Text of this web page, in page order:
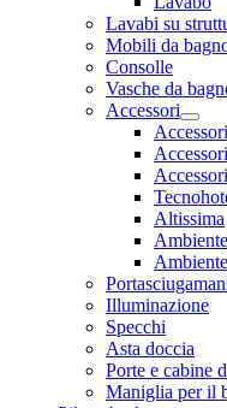
Lavabi su
Mobili da
Consolle
Vasche da
Accessori
Altissima
Ambiente
Illuminazione
Specchi
Asta doccia
Porte e cabine
Maniglia per il